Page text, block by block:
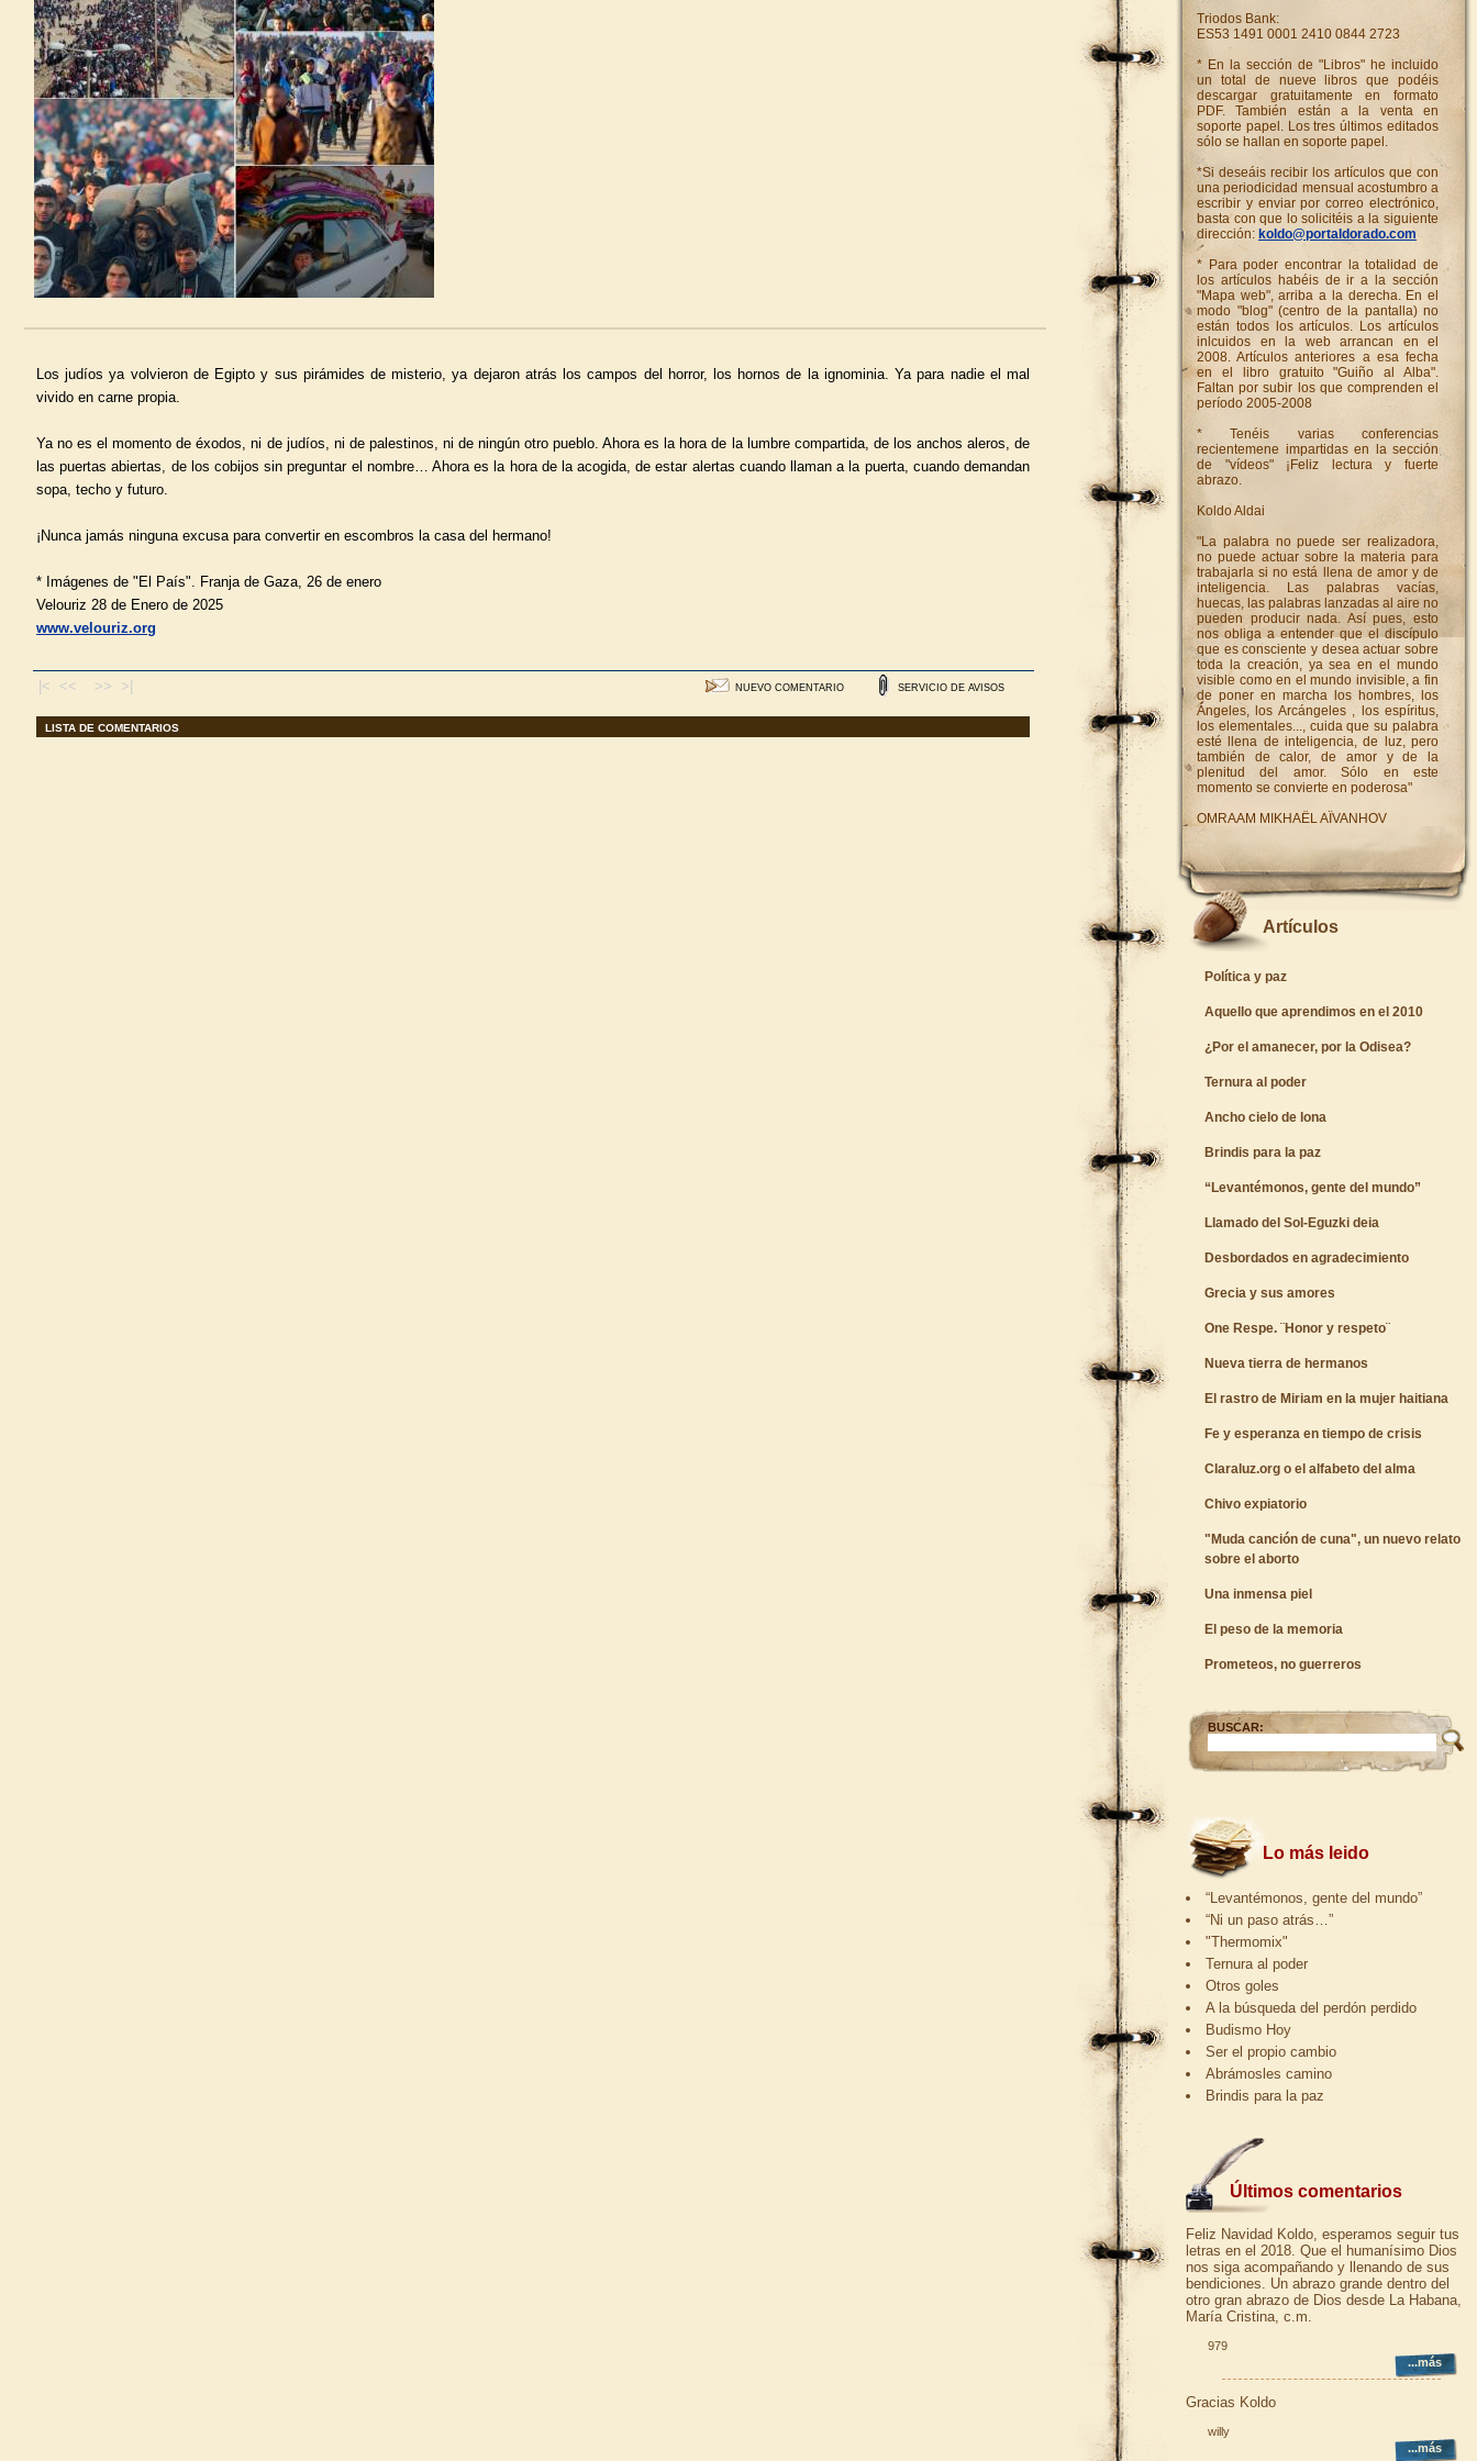
Triodos Bank:
ES53 1491 0001 2410 0844 2723
* En la sección de "Libros" he incluido
un total de nueve libros que podéis
descargar gratuitamente en formato
PDF. También están a la venta en
soporte papel. Los tres últimos editados
sólo se hallan en soporte papel.
*Si deseáis recibir los artículos que con
una periodicidad mensual acostumbro a
escribir y enviar por correo electrónico,
basta con que lo solicitéis a la siguiente
dirección: koldo@portaldorado.com
* Para poder encontrar la totalidad de
los artículos habéis de ir a la sección
"Mapa web", arriba a la derecha. En el
modo "blog" (centro de la pantalla) no
están todos los artículos. Los artículos
inlcuidos en la web arrancan en el
2008. Artículos anteriores a esa fecha
en el libro gratuito "Guiño al Alba".
Faltan por subir los que comprenden el
período 2005-2008
* Tenéis varias conferencias
recientemene impartidas en la sección
de "vídeos" ¡Feliz lectura y fuerte
abrazo.
Koldo Aldai
"La palabra no puede ser realizadora,
no puede actuar sobre la materia para
trabajarla si no está llena de amor y de
inteligencia. Las palabras vacías,
huecas, las palabras lanzadas al aire no
pueden producir nada. Así pues, esto
nos obliga a entender que el discípulo
que es consciente y desea actuar sobre
toda la creación, ya sea en el mundo
visible como en el mundo invisible, a fin
de poner en marcha los hombres, los
Ángeles, los Arcángeles , los espíritus,
los elementales..., cuida que su palabra
esté llena de inteligencia, de luz, pero
también de calor, de amor y de la
plenitud del amor. Sólo en este
momento se convierte en poderosa"
OMRAAM MIKHAËL AÏVANHOV
Artículos
Política y paz
Aquello que aprendimos en el 2010
¿Por el amanecer, por la Odisea?
Ternura al poder
Ancho cielo de lona
Brindis para la paz
“Levantémonos, gente del mundo”
Llamado del Sol-Eguzki deia
Desbordados en agradecimiento
Grecia y sus amores
One Respe. ¨Honor y respeto¨
Nueva tierra de hermanos
El rastro de Miriam en la mujer haitiana
Fe y esperanza en tiempo de crisis
Claraluz.org o el alfabeto del alma
Chivo expiatorio
"Muda canción de cuna", un nuevo relato
sobre el aborto
Una inmensa piel
El peso de la memoria
Prometeos, no guerreros
BUSCAR:
Lo más leido
“Levantémonos, gente del mundo”
“Ni un paso atrás…”
"Thermomix"
Ternura al poder
Otros goles
A la búsqueda del perdón perdido
Budismo Hoy
Ser el propio cambio
Abrámosles camino
Brindis para la paz
Últimos comentarios
Feliz Navidad Koldo, esperamos seguir tus
letras en el 2018. Que el humanísimo Dios
nos siga acompañando y llenando de sus
bendiciones. Un abrazo grande dentro del
otro gran abrazo de Dios desde La Habana,
María Cristina, c.m.
979
...más
Gracias Koldo
willy
...más
Los judíos ya volvieron de Egipto y sus pirámides de misterio, ya dejaron atrás los campos del horror, los hornos de la ignominia. Ya para nadie el mal
vivido en carne propia.
Ya no es el momento de éxodos, ni de judíos, ni de palestinos, ni de ningún otro pueblo. Ahora es la hora de la lumbre compartida, de los anchos aleros, de
las puertas abiertas, de los cobijos sin preguntar el nombre… Ahora es la hora de la acogida, de estar alertas cuando llaman a la puerta, cuando demandan
sopa, techo y futuro.
¡Nunca jamás ninguna excusa para convertir en escombros la casa del hermano!
* Imágenes de "El País". Franja de Gaza, 26 de enero
Velouriz 28 de Enero de 2025
www.velouriz.org
|< << >> >| NUEVO COMENTARIO SERVICIO DE AVISOS
LISTA DE COMENTARIOS